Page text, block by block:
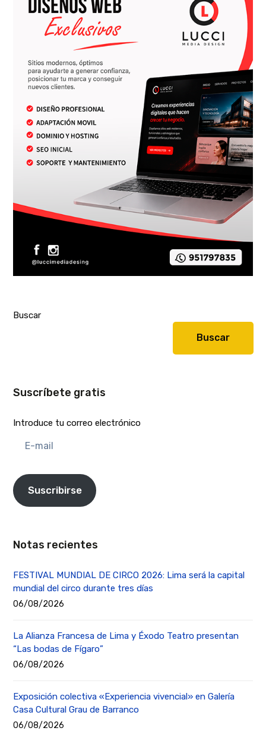
Buscar
Buscar
Suscríbete gratis
Introduce tu correo electrónico
mail
Suscribirse
Notas recientes
FESTIVAL MUNDIAL DE CIRCO 2026: Lima será la capital
mundial del circo durante tres días
06/08/2026
La Alianza Francesa de Lima y Éxodo Teatro presentan
“Las bodas de Fígaro”
06/08/2026
Exposición colectiva «Experiencia vivencial» en Galería
Casa Cultural Grau de Barranco
06/08/2026